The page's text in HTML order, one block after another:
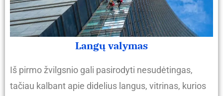
Langų valymas
Iš pirmo žvilgsnio gali pasirodyti nesudėtingas,
tačiau kalbant apie didelius langus, vitrinas, kurios